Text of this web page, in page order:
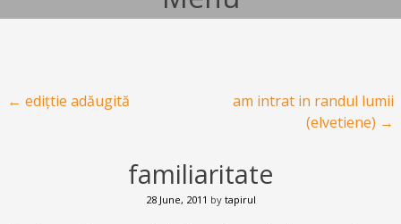
Post navigation
← edițtie adăugită
am intrat in randul lumii
(elvetiene) →
familiaritate
28 June, 2011 by tapirul